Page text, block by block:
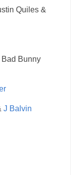
Quiles &
Bunny
J Balvin